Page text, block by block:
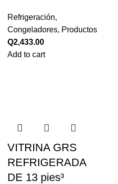
Refrigeración,
Congeladores, Productos
Q2,433.00
Add to cart
VITRINA GRS
REFRIGERADA
DE 13 pies³